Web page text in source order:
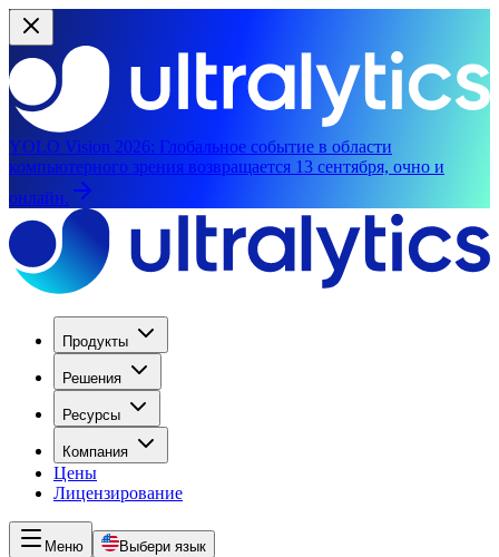
YOLO Vision 2026: Глобальное событие в области
компьютерного зрения возвращается 13 сентября, очно и
онлайн.
Продукты
Решения
Ресурсы
Компания
Цены
Лицензирование
Меню Выбери язык